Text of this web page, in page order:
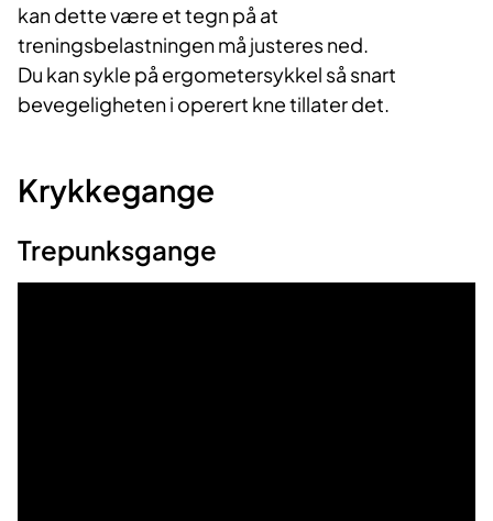
kan dette være et tegn på at
treningsbelastningen må justeres ned.
Du kan sykle på ergometersykkel så snart
bevegeligheten i operert kne tillater det.
Krykkegange
Trepunksgange